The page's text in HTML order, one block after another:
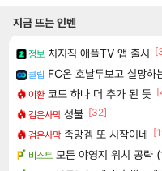
지금 뜨는 인벤
정보 치지직 애플TV 앱 출시
클립 FC온 호날두보고 실망하
이환 코드 하나 더 추가 된 듯
검은사막 성불 [32]
검은사막 족망겜 또 시작이네
비스트 모든 야영지 위치 공략